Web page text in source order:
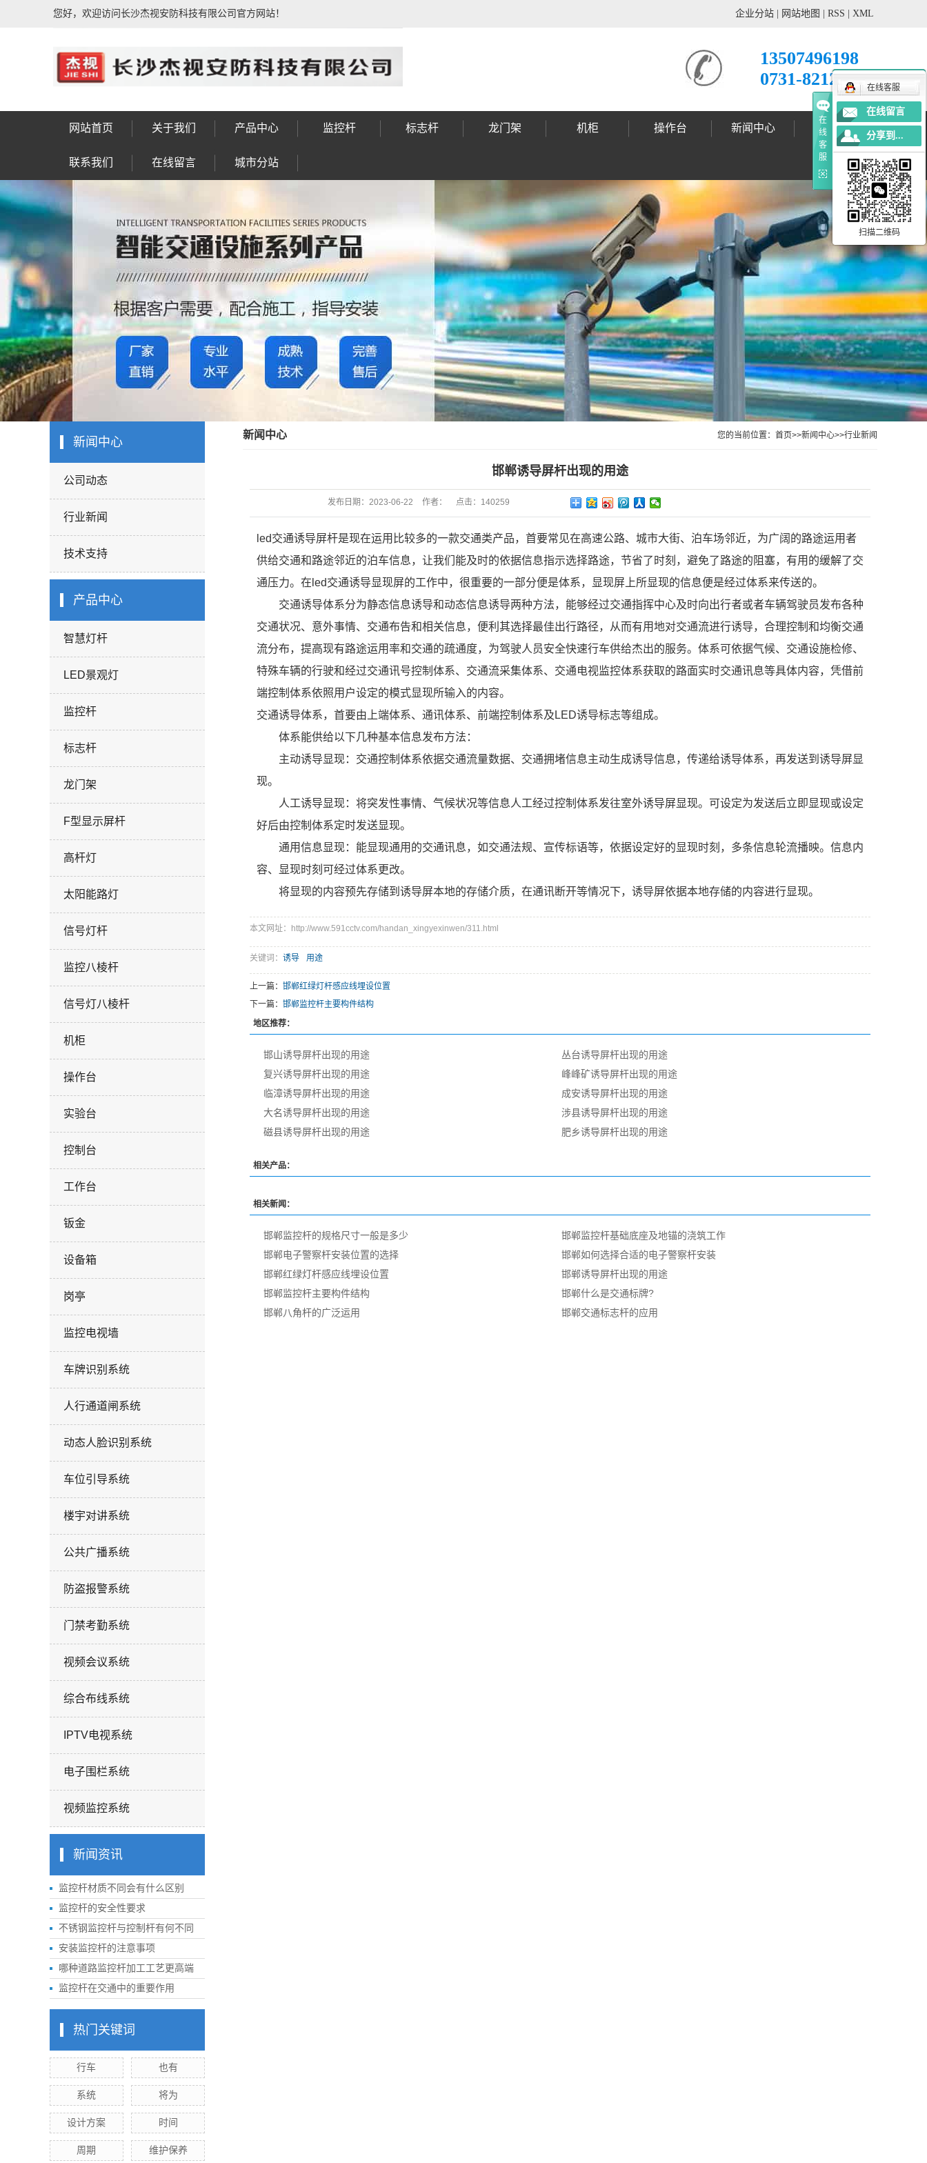
您好，欢迎访问长沙杰视安防科技有限公司官方网站！ 企业分站 网站地图 RSS XML
13507496198
0731-82121678
网站首页 关于我们
公司简介
荣誉资质
公司相册
企业文化
发展历程
售后服务
联系我们
产品中心
智慧灯杆
LED景观灯
监控杆
标志杆
龙门架
F型显示屏杆
高杆灯
太阳能路灯
信号灯杆
监控八棱杆
信号灯八棱杆
机柜
操作台
实验台
控制台
工作台
钣金
设备箱
岗亭
监控电视墙
车牌识别系统
人行通道闸系统
动态人脸识别系
车位引导系统
楼宇对讲系统
公共广播系统
防盗报警系统
门禁考勤系统
视频会议系统
综合布线系统
IPTV电视系统
电子围栏系统
视频监控系统
监控杆 标志杆 龙门架 机柜 操作台 新闻中心 工程案例
灯杆案例
标志杆案例
标志牌案例
信号灯案例
更多案例
联系我们 在线留言 城市分站
新闻中心
公司动态
行业新闻
技术支持
产品中心
智慧灯杆
LED景观灯
监控杆
标志杆
龙门架
F型显示屏杆
高杆灯
太阳能路灯
信号灯杆
监控八棱杆
信号灯八棱杆
机柜
操作台
实验台
控制台
工作台
钣金
设备箱
岗亭
监控电视墙
车牌识别系统
人行通道闸系统
动态人脸识别系统
车位引导系统
楼宇对讲系统
公共广播系统
防盗报警系统
门禁考勤系统
视频会议系统
综合布线系统
IPTV电视系统
电子围栏系统
视频监控系统
新闻资讯
监控杆材质不同会有什么区别
监控杆的安全性要求
不锈钢监控杆与控制杆有何不同
安装监控杆的注意事项
哪种道路监控杆加工工艺更高端
监控杆在交通中的重要作用
热门关键词
行车 也有
系统 将为
设计方案 时间
周期 维护保养
新闻中心 您的当前位置： 首页>>新闻中心>>行业新闻
邯郸诱导屏杆出现的用途
发布日期： 2023-06-22 作者： 点击： 140259
led交通诱导屏杆是现在运用比较多的一款交通类产品，首要常见在高速公路、城市大街、泊车场邻近，为广阔的路途运用者
供给交通和路途邻近的泊车信息，让我们能及时的依据信息指示选择路途，节省了时刻，避免了路途的阻塞，有用的缓解了交
通压力。在led交通诱导显现屏的工作中，很重要的一部分便是体系，显现屏上所显现的信息便是经过体系来传送的。
交通诱导体系分为静态信息诱导和动态信息诱导两种方法，能够经过交通指挥中心及时向出行者或者车辆驾驶员发布各种
交通状况、意外事情、交通布告和相关信息，便利其选择最佳出行路径，从而有用地对交通流进行诱导，合理控制和均衡交通
流分布，提高现有路途运用率和交通的疏通度，为驾驶人员安全快速行车供给杰出的服务。体系可依据气候、交通设施检修、
特殊车辆的行驶和经过交通讯号控制体系、交通流采集体系、交通电视监控体系获取的路面实时交通讯息等具体内容，凭借前
端控制体系依照用户设定的模式显现所输入的内容。
交通诱导体系，首要由上端体系、通讯体系、前端控制体系及LED诱导标志等组成。
体系能供给以下几种基本信息发布方法：
主动诱导显现：交通控制体系依据交通流量数据、交通拥堵信息主动生成诱导信息，传递给诱导体系，再发送到诱导屏显
现。
人工诱导显现：将突发性事情、气候状况等信息人工经过控制体系发往室外诱导屏显现。可设定为发送后立即显现或设定
好后由控制体系定时发送显现。
通用信息显现：能显现通用的交通讯息，如交通法规、宣传标语等，依据设定好的显现时刻，多条信息轮流播映。信息内
容、显现时刻可经过体系更改。
将显现的内容预先存储到诱导屏本地的存储介质，在通讯断开等情况下，诱导屏依据本地存储的内容进行显现。
本文网址：http://www.591cctv.com/handan_xingyexinwen/311.html
关键词： 诱导 用途
上一篇： 邯郸红绿灯杆感应线埋设位置
下一篇： 邯郸监控杆主要构件结构
地区推荐：
邯山诱导屏杆出现的用途
丛台诱导屏杆出现的用途
复兴诱导屏杆出现的用途
峰峰矿诱导屏杆出现的用途
临漳诱导屏杆出现的用途
成安诱导屏杆出现的用途
大名诱导屏杆出现的用途
涉县诱导屏杆出现的用途
磁县诱导屏杆出现的用途
肥乡诱导屏杆出现的用途
相关产品：
相关新闻：
邯郸监控杆的规格尺寸一般是多少
邯郸监控杆基础底座及地锚的浇筑工作
邯郸电子警察杆安装位置的选择
邯郸如何选择合适的电子警察杆安装
邯郸红绿灯杆感应线埋设位置
邯郸诱导屏杆出现的用途
邯郸监控杆主要构件结构
邯郸什么是交通标牌?
邯郸八角杆的广泛运用
邯郸交通标志杆的应用
在
线
客
服
在线客服
在线留言
分享到...
扫描二维码